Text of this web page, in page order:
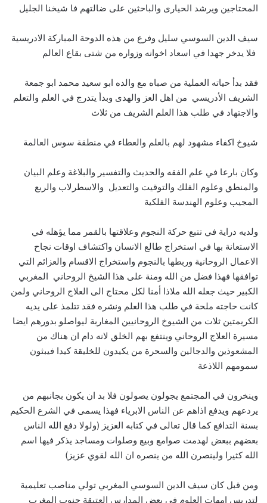
المحتاجين ويرشد الحيارى والباحثين على ضالتهم فا شيخنا الجليل
سيف الدين السوسي سليل وفرع من هذه الدوحة المباركة الادريسية
فلا يدخر جهدا في اسعاد اخوانه وزواره من شتى بقاع العالم
فقد بدأ حياته العملية من صباه مع والده ابو سعيد محمد ابو جمعة
الشريف الأدريسي من اهل العز والهدى وبدأ يتدرج في العلم والتعلم
والاجتهاد في طلب هذا العلم الشريف من ثلاث
شيوخ اكفاء مشهود لهم بالعلم والعطاء في منطقة سوس العالمة
وكان بارعا في علم الفقه والحديث والتفسير والبلاغة وعلم البيان
والمنطق وعلوم الفلك والتوقيت والتعديل والاسطرلاب والربع
المجيب وعلوم الهندسة الفلكية
ولديه دراية في تتبع حركة النجوم وعلاقتها بالقمر مما يؤهله في
الاستعانة بها في استخراج طالع الانسان واكتشاف اوقات نجاح
الاعمال الروحانية وربطها بالنجوم واستخراج الاقسام والعزائم التي
توافقها فهذا فضل من الله ومنة على هذا الشيخ الروحاني المغربي
الكبير حيث جعله الله ملاذا أمنا لكل محتاج الى العلاج الروحاني ولمن
كانت حاجته ملحة في طلب هذا العلم ونشره فقد تتلمذ على يديه
الكريمتين ثلات من الشيوخ الروحانيين المغاربة ليواصلو بدورهم ايضا
مسيرة العلاج الروحاني وينتفع بهم الخلق لانه دام ان هناك من
المشعوذين والدجالين والسحرة من يكيدون للخليقة كيدا فيبثون
سمومهم اللاذعة
وينخرون في المجتمع يجولون يصولون فلا بد ان يكون بجانبهم من
يردعهم ويدفع اذاهم عن الناس الابرياء فهذا يسمى في الشرع الحكيم
بسنة التدافع كما قال تعالى في كتابه العزيز (ولولا دفع الله الناس
بعضهم ببعض لهدمت صوامع وبيع وصلوات ومساجد يذكر فيها اسم
الله كثيرا ولينصرن الله من ينصره ان الله لقوي عزيز)
ومن قبل كان سيف الدين السوسي المغربي تولي مناصب تعليمية
لتدريس امهات العلوم في بعض المدارس العتيقة جنوب المغرب